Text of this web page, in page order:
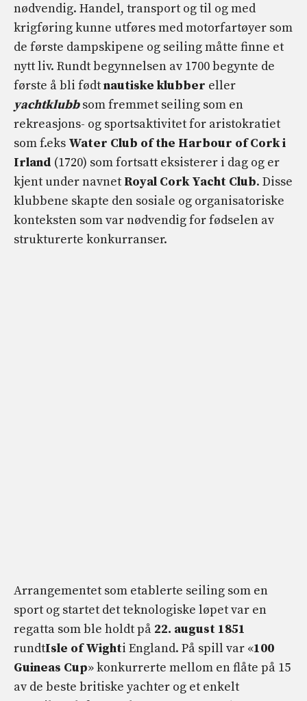
nødvendig. Handel, transport og til og med
krigføring kunne utføres med motorfartøyer som
de første dampskipene og seiling måtte finne et
nytt liv. Rundt begynnelsen av 1700 begynte de
første å bli fødtnautiske klubber eller
yachtklubbsom fremmet seiling som en
rekreasjons- og sportsaktivitet for aristokratiet
som f.eks Water Club of the Harbour of Cork i
Irland (1720) som fortsatt eksisterer i dag og er
kjent under navnet Royal Cork Yacht Club. Disse
klubbene skapte den sosiale og organisatoriske
konteksten som var nødvendig for fødselen av
strukturerte konkurranser.
Arrangementet som etablerte seiling som en
sport og startet det teknologiske løpet var en
regatta som ble holdt på 22. august 1851
rundtIsle of Wighti England. På spill var «100
Guineas Cup» konkurrerte mellom en flåte på 15
av de beste britiske yachter og et enkelt